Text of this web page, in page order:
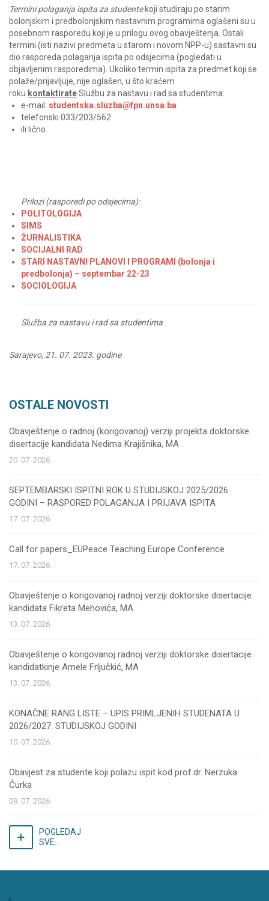
Termini polaganja ispita za studente koji studiraju po starim
bolonjskim i predbolonjskim nastavnim programima oglašeni su u
posebnom rasporedu koji je u prilogu ovog obavještenja. Ostali
termini (isti nazivi predmeta u starom i novom NPP-u) sastavni su
dio rasporeda polaganja ispita po odsjecima (pogledati u
objavljenim rasporedima). Ukoliko termin ispita za predmet koji se
polaže/prijavljuje, nije oglašen, u što kraćem
roku kontaktirateSlužbu za nastavu i rad sa studentima:
e-mail: studentska.sluzba@fpn.unsa.ba
telefonski 033/203/562
ili lično.
Prilozi (rasporedi po odsjecima):
POLITOLOGIJA
SIMS
ŽURNALISTIKA
SOCIJALNI RAD
STARI NASTAVNI PLANOVI I PROGRAMI (bolonja i
predbolonja) – septembar 22-23
SOCIOLOGIJA
Služba za nastavu i rad sa studentima
Sarajevo, 21. 07. 2023. godine
OSTALE NOVOSTI
Obavještenje o radnoj (korigovanoj) verziji projekta doktorske
disertacije kandidata Nedima Krajišnika, MA
20. 07. 2026.
SEPTEMBARSKI ISPITNI ROK U STUDIJSKOJ 2025/2026.
GODINI – RASPORED POLAGANJA I PRIJAVA ISPITA
17. 07. 2026.
Call for papers_EUPeace Teaching Europe Conference
17. 07. 2026.
Obavještenje o korigovanoj radnoj verziji doktorske disertacije
kandidata Fikreta Mehovića, MA
13. 07. 2026.
Obavještenje o korigovanoj radnoj verziji doktorske disertacije
kandidatkinje Amele Frljučkić, MA
13. 07. 2026.
KONAČNE RANG LISTE – UPIS PRIMLJENIH STUDENATA U
2026/2027. STUDIJSKOJ GODINI
10. 07. 2026.
Obavjest za studente koji polazu ispit kod prof.dr. Nerzuka
Ćurka
09. 07. 2026.
POGLEDAJ
SVE...